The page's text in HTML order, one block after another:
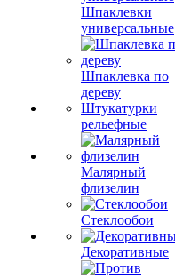
Шпаклевки
универсальные
Шпаклевка по
дереву
Штукатурки
рельефные
Малярный
флизелин
Стеклообои
Декоративные